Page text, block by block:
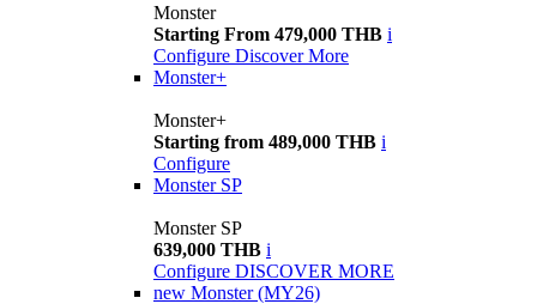
Monster
Starting From 479,000 THB i
Configure Discover More
Monster+
Monster+
Starting from 489,000 THB i
Configure
Monster SP
Monster SP
639,000 THB i
Configure DISCOVER MORE
new Monster (MY26)